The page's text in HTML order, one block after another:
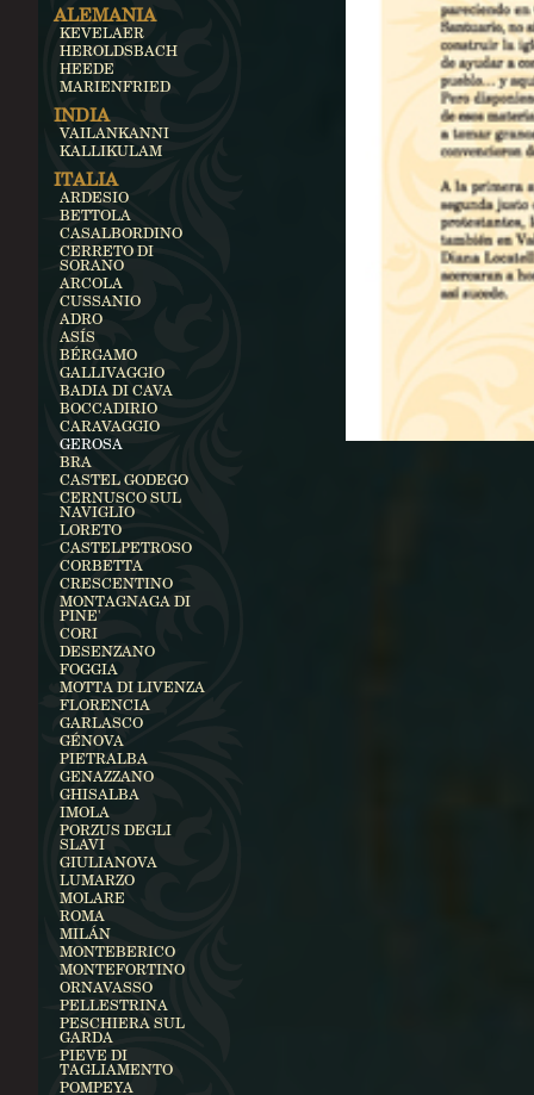
ALEMANIA
KEVELAER
HEROLDSBACH
HEEDE
MARIENFRIED
INDIA
VAILANKANNI
KALLIKULAM
ITALIA
ARDESIO
BETTOLA
CASALBORDINO
CERRETO DI
SORANO
ARCOLA
CUSSANIO
ADRO
ASÍS
BÉRGAMO
GALLIVAGGIO
BADIA DI CAVA
BOCCADIRIO
CARAVAGGIO
GEROSA
BRA
CASTEL GODEGO
CERNUSCO SUL
NAVIGLIO
LORETO
CASTELPETROSO
CORBETTA
CRESCENTINO
MONTAGNAGA DI
PINE'
CORI
DESENZANO
FOGGIA
MOTTA DI LIVENZA
FLORENCIA
GARLASCO
GÉNOVA
PIETRALBA
GENAZZANO
GHISALBA
IMOLA
PORZUS DEGLI
SLAVI
GIULIANOVA
LUMARZO
MOLARE
ROMA
MILÁN
MONTEBERICO
MONTEFORTINO
ORNAVASSO
PELLESTRINA
PESCHIERA SUL
GARDA
PIEVE DI
TAGLIAMENTO
POMPEYA